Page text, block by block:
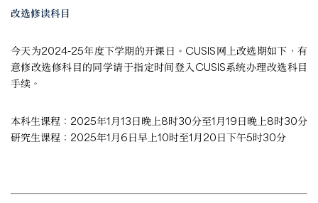
改选修读科目
今天为2024-25年度下学期的开课日。CUSIS网上改选期如下，有
意修改选修科目的同学请于指定时间登入CUSIS系统办理改选科目
手续。
本科生课程：2025年1月13日晚上8时30分至1月19日晚上8时30分
研究生课程：2025年1月6日早上10时至1月20日下午5时30分